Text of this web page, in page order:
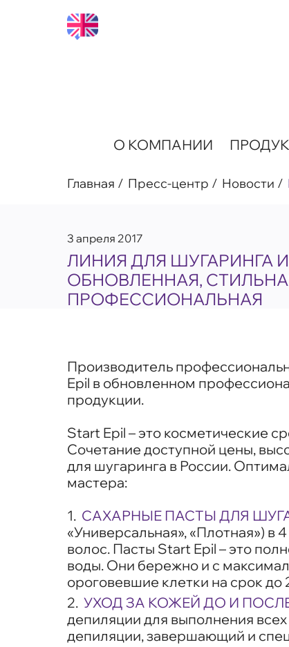
О КОМПАНИИ
Главная Пресс-центр Новости
3 апреля 2017
ЛИНИЯ ДЛЯ ШУГАРИНГА И
ОБНОВЛЕННАЯ,
ПРОФЕССИОНАЛЬНАЯ
Производитель
Epil в обновленном
продукции.
Start Epil – это косметические
Сочетание доступной цены,
для шугаринга в России.
мастера:
САХАРНЫЕ ПАСТЫ ДЛЯ
«Универсальная», «Плотная») в
волос. Пасты Start Epil – это
воды. Они бережно и с
ороговевшие клетки на срок до
УХОД ЗА КОЖЕЙ ДО И
депиляции для выполнения
депиляции, завершающий и